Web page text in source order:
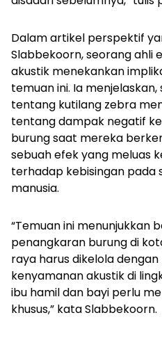
Dalam artikel perspektif
Slabbekoorn, seorang ahli
akustik menekankan
temuan ini. Ia menjelaskan,
tentang kutilang zebra
tentang dampak negatif
burung saat mereka
sebuah efek yang meluas
terhadap kebisingan pada
manusia.
“Temuan ini menunjukkan
penangkaran burung di
raya harus dikelola
kenyamanan akustik di
ibu hamil dan bayi perlu
khusus,” kata Slabbekoorn.